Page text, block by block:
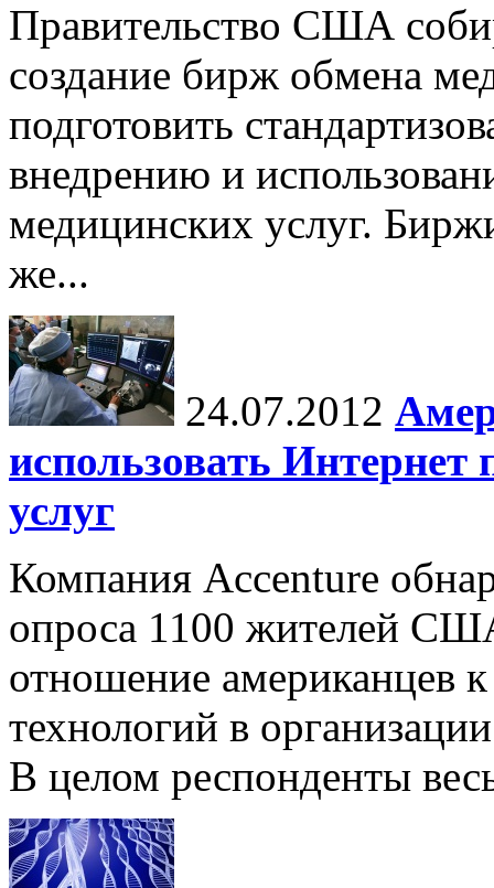
Правительство США
создание бирж обмена
подготовить
внедрению и
медицинских услуг.
же...
24.07.2012
использовать
услуг
Компания Accenture
опроса 1100 жителей
отношение американцев
технологий в
В целом респонденты